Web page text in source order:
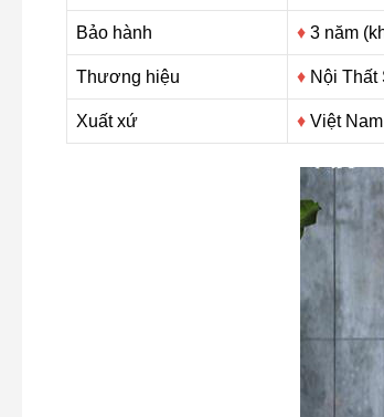
Bảo hành ♦ 3 năm
Thương hiệu ♦ Nội Thất
Xuất xứ ♦ Việt Nam